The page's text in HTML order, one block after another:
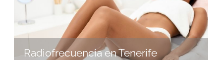
Radiofrecuencia en Tenerife